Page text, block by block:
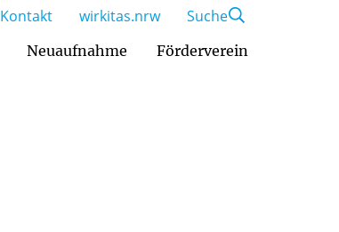
Neuaufnahme Förderverein
Kontakt wirkitas.nrw Suche